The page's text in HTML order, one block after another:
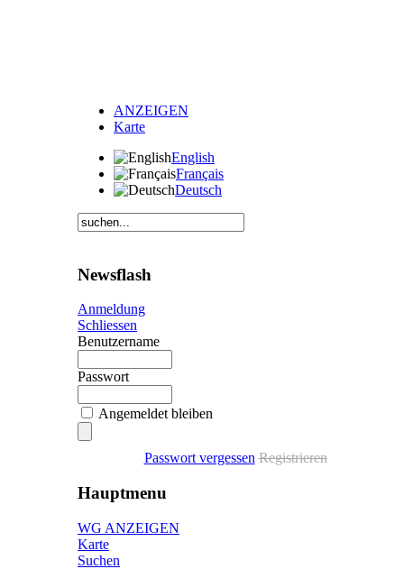
ANZEIGEN
Karte
English
Français
Deutsch
Newsflash
Anmeldung
Schliessen
Benutzername
Passwort
Angemeldet bleiben
Passwort vergessen Registrieren
Hauptmenu
WG ANZEIGEN
Karte
Suchen